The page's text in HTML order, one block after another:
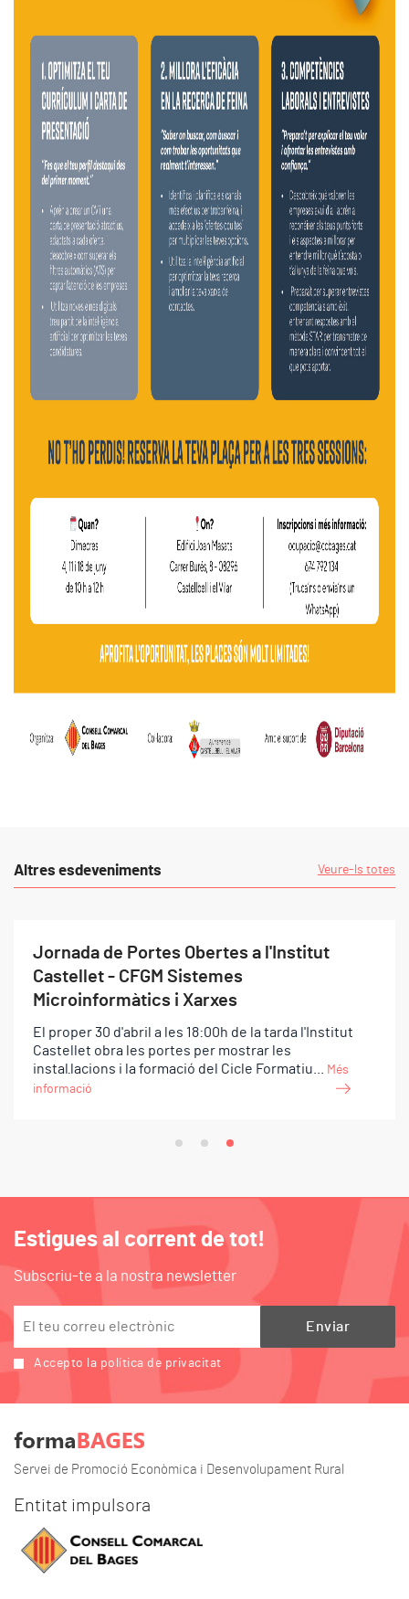
Altres esdeveniments Veure-ls totes
Jornada de Portes Obertes a l'Institut
Castellet - CFGM Sistemes
Microinformàtics i Xarxes
El proper 30 d'abril a les 18:00h de la tarda l'Institut
Castellet obra les portes per mostrar les
instal·lacions i la formació del Cicle Formatiu...
Més
informació
Estigues al corrent de tot!
Subscriu-te a la nostra newsletter
Accepto la política de privacitat
Servei de Promoció Econòmica i Desenvolupament Rural
Entitat impulsora